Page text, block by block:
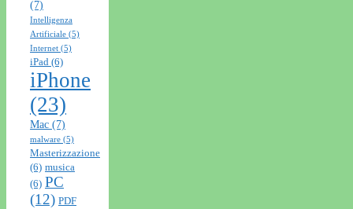
(7)
Intelligenza
Artificiale (5)
Internet (5)
iPad (6)
iPhone
(23)
Mac (7)
malware (5)
Masterizzazione
(6) musica
(6) PC
(12) PDF